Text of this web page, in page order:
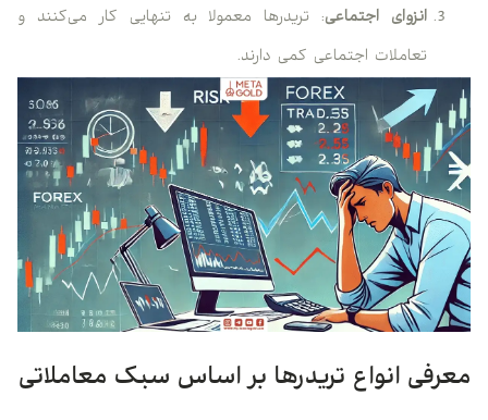
انزوای اجتماعی: تریدرها معمولا به تنهایی کار می‌کنند و
تعاملات اجتماعی کمی دارند.
معرفی انواع تریدرها بر اساس سبک معاملاتی